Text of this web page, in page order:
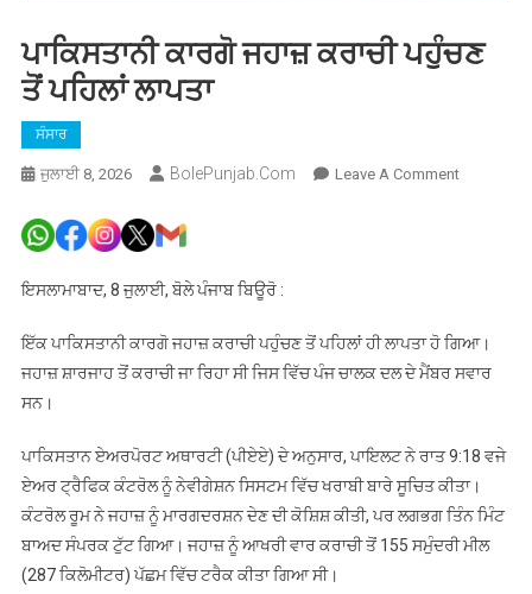
ਪਾਕਿਸਤਾਨੀ ਕਾਰਗੋ ਜਹਾਜ਼ ਕਰਾਚੀ ਪਹੁੰਚਣ
ਤੋਂ ਪਹਿਲਾਂ ਲਾਪਤਾ
ਸੰਸਾਰ
ਜੁਲਾਈ 8, 2026 BolePunjab.com Leave A CommentOn
ਤੋਂ
ਪਹਿਲਾਂ
ਇਸਲਾਮਾਬਾਦ, 8 ਜੁਲਾਈ, ਬੋਲੇ ਪੰਜਾਬ ਬਿਊਰੋ :
ਇੱਕ ਪਾਕਿਸਤਾਨੀ ਕਾਰਗੋ ਜਹਾਜ਼ ਕਰਾਚੀ ਪਹੁੰਚਣ ਤੋਂ ਪਹਿਲਾਂ ਹੀ ਲਾਪਤਾ ਹੋ ਗਿਆ।
ਜਹਾਜ਼ ਸ਼ਾਰਜਾਹ ਤੋਂ ਕਰਾਚੀ ਜਾ ਰਿਹਾ ਸੀ ਜਿਸ ਵਿੱਚ ਪੰਜ ਚਾਲਕ ਦਲ ਦੇ ਮੈਂਬਰ ਸਵਾਰ
ਸਨ।
ਪਾਕਿਸਤਾਨ ਏਅਰਪੋਰਟ ਅਥਾਰਟੀ (ਪੀਏਏ) ਦੇ ਅਨੁਸਾਰ, ਪਾਇਲਟ ਨੇ ਰਾਤ 9:18 ਵਜੇ
ਏਅਰ ਟ੍ਰੈਫਿਕ ਕੰਟਰੋਲ ਨੂੰ ਨੇਵੀਗੇਸ਼ਨ ਸਿਸਟਮ ਵਿੱਚ ਖਰਾਬੀ ਬਾਰੇ ਸੂਚਿਤ ਕੀਤਾ।
ਕੰਟਰੋਲ ਰੂਮ ਨੇ ਜਹਾਜ਼ ਨੂੰ ਮਾਰਗਦਰਸ਼ਨ ਦੇਣ ਦੀ ਕੋਸ਼ਿਸ਼ ਕੀਤੀ, ਪਰ ਲਗਭਗ ਤਿੰਨ ਮਿੰਟ
ਬਾਅਦ ਸੰਪਰਕ ਟੁੱਟ ਗਿਆ। ਜਹਾਜ਼ ਨੂੰ ਆਖਰੀ ਵਾਰ ਕਰਾਚੀ ਤੋਂ 155 ਸਮੁੰਦਰੀ ਮੀਲ
(287 ਕਿਲੋਮੀਟਰ) ਪੱਛਮ ਵਿੱਚ ਟਰੈਕ ਕੀਤਾ ਗਿਆ ਸੀ।